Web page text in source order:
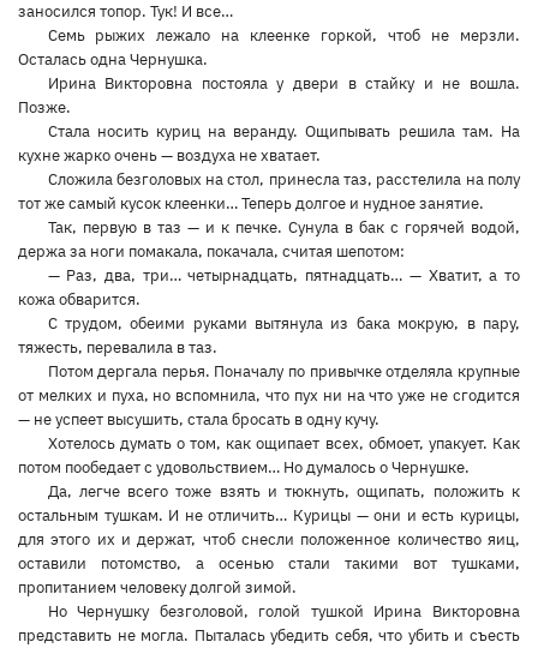
заносился топор. Тук! И все…
Семь рыжих лежало на клеенке горкой, чтоб не мерзли.
Осталась одна Чернушка.
Ирина Викторовна постояла у двери в стайку и не вошла.
Позже.
Стала носить куриц на веранду. Ощипывать решила там. На
кухне жарко очень — воздуха не хватает.
Сложила безголовых на стол, принесла таз, расстелила на полу
тот же самый кусок клеенки… Теперь долгое и нудное занятие.
Так, первую в таз — и к печке. Сунула в бак с горячей водой,
держа за ноги помакала, покачала, считая шепотом:
— Раз, два, три… четырнадцать, пятнадцать… — Хватит, а то
кожа обварится.
С трудом, обеими руками вытянула из бака мокрую, в пару,
тяжесть, перевалила в таз.
Потом дергала перья. Поначалу по привычке отделяла крупные
от мелких и пуха, но вспомнила, что пух ни на что уже не сгодится
— не успеет высушить, стала бросать в одну кучу.
Хотелось думать о том, как ощипает всех, обмоет, упакует. Как
потом пообедает с удовольствием… Но думалось о Чернушке.
Да, легче всего тоже взять и тюкнуть, ощипать, положить к
остальным тушкам. И не отличить… Курицы — они и есть курицы,
для этого их и держат, чтоб снесли положенное количество яиц,
оставили потомство, а осенью стали такими вот тушками,
пропитанием человеку долгой зимой.
Но Чернушку безголовой, голой тушкой Ирина Викторовна
представить не могла. Пыталась убедить себя, что убить и съесть